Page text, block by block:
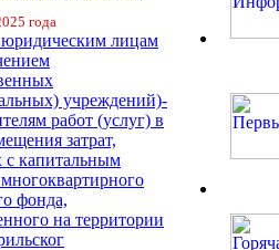
года
лицам
учреждений)-
работ (услуг) в
затрат,
с капитальным
фонда,
на территории